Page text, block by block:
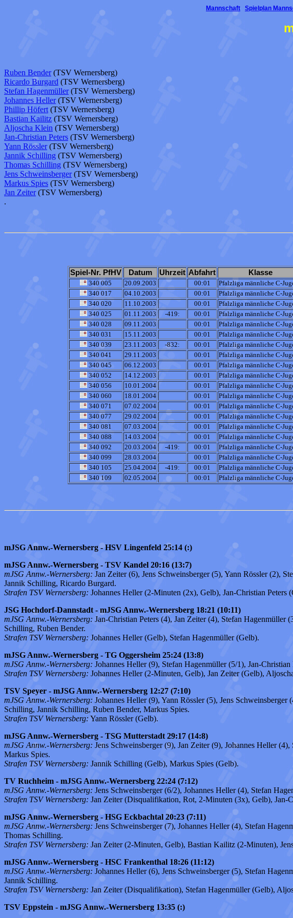
Mannschaft Spielplan
Ruben Bender(TSV Wernersberg)
Ricardo Burgard (TSV Wernersberg)
Stefan Hagenmüller(TSV Wernersberg)
Johannes Heller(TSV Wernersberg)
Phillip Höfert (TSV Wernersberg)
Bastian Kailitz (TSV Wernersberg)
Aljoscha Klein (TSV Wernersberg)
Jan-Christian Peters (TSV Wernersberg)
Yann Rössler(TSV Wernersberg)
Jannik Schilling (TSV Wernersberg)
Thomas Schilling (TSV Wernersberg)
Jens Schweinsberger(TSV Wernersberg)
Markus Spies (TSV Wernersberg)
Jan Zeiter(TSV Wernersberg)
.
Spiel-Nr. PfHV Datum Uhrzeit Abfahrt Klasse
340 005 20.09.2003 00:01 Pfalzliga männliche C-
340 017
04.10.2003 00:01 Pfalzliga männliche C-
340 020
11.10.2003 00:01 Pfalzliga männliche C-
340 025
01.11.2003 -419: 00:01 Pfalzliga männliche C-
340 028
09.11.2003 00:01 Pfalzliga männliche C-
340 031
15.11.2003 00:01 Pfalzliga männliche C-
340 039
23.11.2003 -832: 00:01 Pfalzliga männliche C-
340 041
29.11.2003 00:01 Pfalzliga männliche C-
340 045
06.12.2003 00:01 Pfalzliga männliche C-
340 052
14.12.2003 00:01 Pfalzliga männliche C-
340 056
10.01.2004 00:01 Pfalzliga männliche C-
340 060
18.01.2004 00:01 Pfalzliga männliche C-
340 071
07.02.2004 00:01 Pfalzliga männliche C-
340 077
29.02.2004 00:01 Pfalzliga männliche C-
340 081
07.03.2004 00:01 Pfalzliga männliche C-
340 088
14.03.2004 00:01 Pfalzliga männliche C-
340 092
20.03.2004 -419: 00:01 Pfalzliga männliche C-
340 099
28.03.2004 00:01 Pfalzliga männliche C-
340 105
25.04.2004 -419: 00:01 Pfalzliga männliche C-
340 109
02.05.2004 00:01 Pfalzliga männliche C-
mJSG Annw.-Wernersberg - HSV Lingenfeld 25:14 (:)
mJSG Annw.-Wernersberg - TSV Kandel 20:16 (13:7)
mJSG Annw.-Wernersberg: Jan Zeiter (6), Jens Schweinsberger (5), Yann Rössler (2),
Jannik Schilling, Ricardo Burgard.
Strafen TSV Wernersberg: Johannes Heller (2-Minuten (2x), Gelb), Jan-Christian Peters
JSG Hochdorf-Dannstadt - mJSG Annw.-Wernersberg 18:21 (10:11)
mJSG Annw.-Wernersberg: Jan-Christian Peters (4), Jan Zeiter (4), Stefan
Schilling, Ruben Bender.
Strafen TSV Wernersberg: Johannes Heller (Gelb), Stefan Hagenmüller (Gelb).
mJSG Annw.-Wernersberg - TG Oggersheim 25:24 (13:8)
mJSG Annw.-Wernersberg: Johannes Heller (9), Stefan Hagenmüller (5/1), Jan-
Strafen TSV Wernersberg: Johannes Heller (2-Minuten, Gelb), Jan Zeiter (Gelb),
TSV Speyer - mJSG Annw.-Wernersberg 12:27 (7:10)
mJSG Annw.-Wernersberg: Johannes Heller (9), Yann Rössler (5), Jens
Schilling, Jannik Schilling, Ruben Bender, Markus Spies.
Strafen TSV Wernersberg: Yann Rössler (Gelb).
mJSG Annw.-Wernersberg - TSG Mutterstadt 29:17 (14:8)
mJSG Annw.-Wernersberg: Jens Schweinsberger (9), Jan Zeiter (9), Johannes Heller
Markus Spies.
Strafen TSV Wernersberg: Jannik Schilling (Gelb), Markus Spies (Gelb).
TV Ruchheim - mJSG Annw.-Wernersberg 22:24 (7:12)
mJSG Annw.-Wernersberg: Jens Schweinsberger (6/2), Johannes Heller (4), Stefan
Strafen TSV Wernersberg: Jan Zeiter (Disqualifikation, Rot, 2-Minuten (3x), Gelb), Jan-
mJSG Annw.-Wernersberg - HSG Eckbachtal 20:23 (7:11)
mJSG Annw.-Wernersberg: Jens Schweinsberger (7), Johannes Heller (4), Stefan
Thomas Schilling.
Strafen TSV Wernersberg: Jan Zeiter (2-Minuten, Gelb), Bastian Kailitz (2-Minuten),
mJSG Annw.-Wernersberg - HSC Frankenthal 18:26 (11:12)
mJSG Annw.-Wernersberg: Johannes Heller (6), Jens Schweinsberger (5), Stefan
Jannik Schilling.
Strafen TSV Wernersberg: Jan Zeiter (Disqualifikation), Stefan Hagenmüller (Gelb),
TSV Eppstein - mJSG Annw.-Wernersberg 13:35 (:)